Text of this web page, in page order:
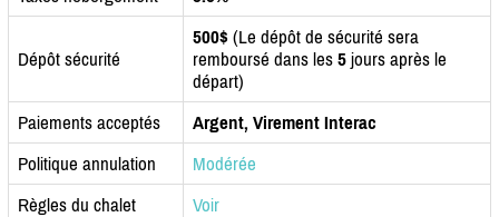
Dépôt sécurité
500$ (Le dépôt de sécurité sera
remboursé dans les 5 jours après le
départ)
Paiements acceptés
Argent, Virement Interac
Politique annulation
Modérée
Règles du chalet
Voir